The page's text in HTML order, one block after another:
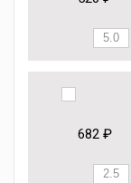
682 ₽